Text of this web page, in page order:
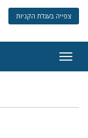
צפייה בעגלת הקניות